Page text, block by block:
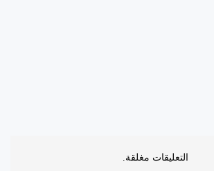
التعليقات مغلقة.